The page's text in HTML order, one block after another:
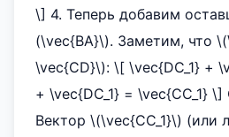
\] 4. Теперь добавим
(\vec{BA}\). Заметим, что
\vec{CD}\): \[ \vec{DC_1} +
+ \vec{DC_1} = \vec{CC_1}
Вектор \(\vec{CC_1}\) (или